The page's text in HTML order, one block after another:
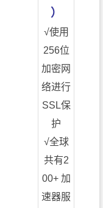
）
√使用
256位
加密网
络进行
SSL保
护
√全球
共有2
00+ 加
速器服